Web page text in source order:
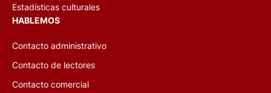
Estadísticas culturales
HABLEMOS
Contacto administrativo
Contacto de lectores
Contacto comercial